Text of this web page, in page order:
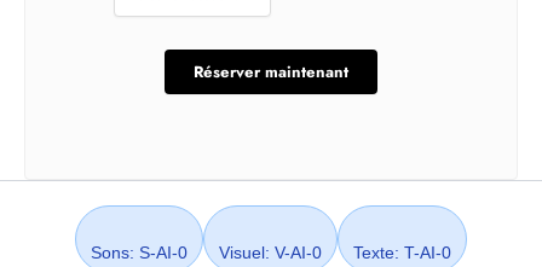
Sons: S-AI-0 Visuel: V-AI-0 Texte: T-AI-0